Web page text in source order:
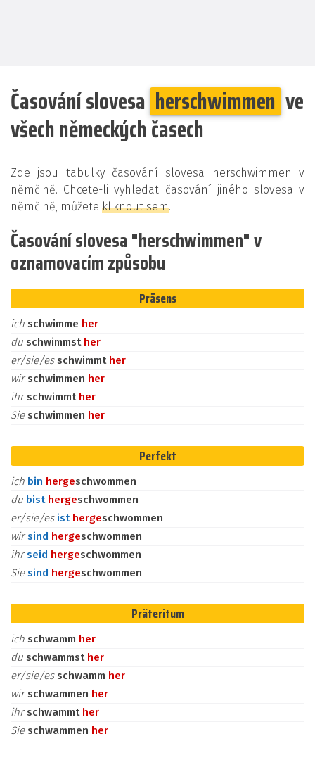
Časování slovesa herschwimmen ve
všech německých časech
Zde jsou tabulky časování slovesa herschwimmen v
němčině. Chcete-li vyhledat časování jiného slovesa v
němčině, můžete kliknout sem.
Časování slovesa "herschwimmen" v
oznamovacím způsobu
Präsens
ich schwimme her
du schwimmst her
er/sie/es schwimmt her
wirschwimmen her
ihrschwimmt her
Sie schwimmen her
Perfekt
ich bin hergeschwommen
du bist hergeschwommen
er/sie/es ist hergeschwommen
wirsind hergeschwommen
ihrseid hergeschwommen
Siesind hergeschwommen
Präteritum
ich schwamm her
du schwammst her
er/sie/es schwamm her
wirschwammen her
ihrschwammt her
Sie schwammen her